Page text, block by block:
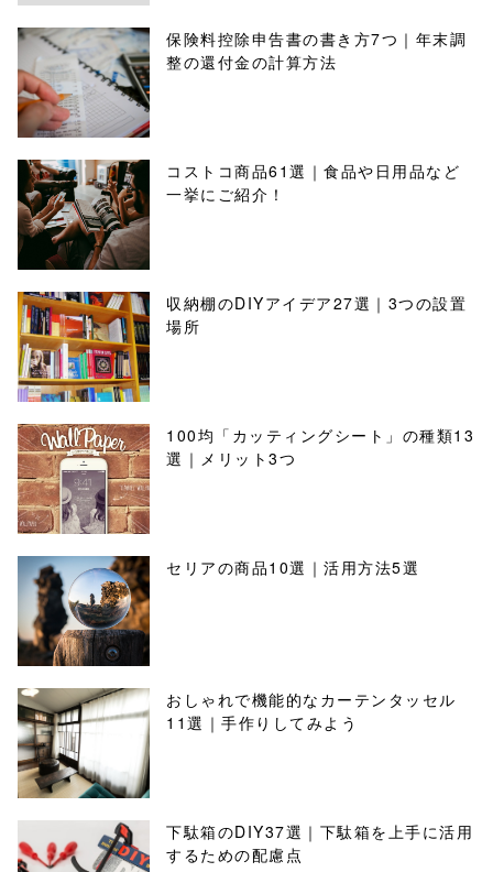
保険料控除申告書の書き方7つ｜年末調
整の還付金の計算方法
コストコ商品61選｜食品や日用品など
一挙にご紹介！
収納棚のDIYアイデア27選｜3つの設置
場所
100均「カッティングシート」の種類13
選｜メリット3つ
セリアの商品10選｜活用方法5選
おしゃれで機能的なカーテンタッセル
11選｜手作りしてみよう
下駄箱のDIY37選｜下駄箱を上手に活用
するための配慮点